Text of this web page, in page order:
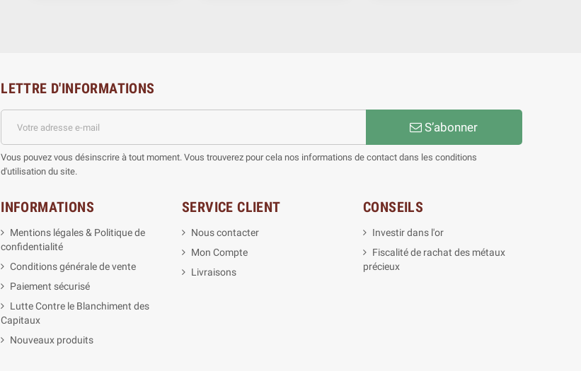
LETTRE D'INFORMATIONS
S’abonner
Vous pouvez vous désinscrire à tout moment. Vous trouverez pour cela nos informations de contact dans les conditions
d'utilisation du site.
INFORMATIONS
Mentions légales & Politique de
confidentialité
Conditions générale de vente
Paiement sécurisé
Lutte Contre le Blanchiment des
Capitaux
Nouveaux produits
SERVICE CLIENT
Nous contacter
Mon Compte
Livraisons
CONSEILS
Investir dans l'or
Fiscalité de rachat des métaux
précieux